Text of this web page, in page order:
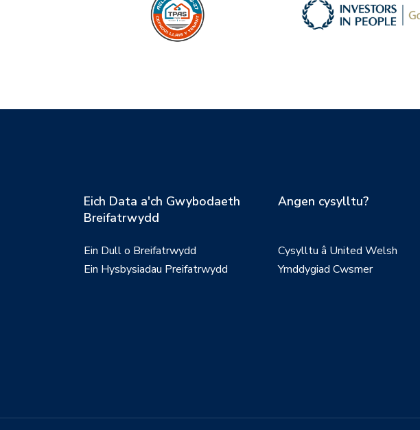
Eich Data a'ch Gwybodaeth
Breifatrwydd
Ein Dull o Breifatrwydd
Ein Hysbysiadau Preifatrwydd
Angen cysylltu?
Cysylltu â United Welsh
Ymddygiad Cwsmer